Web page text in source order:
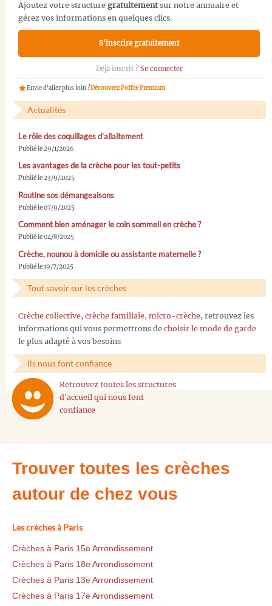
Ajoutez votre structure gratuitementsur notre annuaire et
gérez vos informations en quelques clics.
S'inscrire gratuitement
Déjà inscrit ? Se connecter
Envie d'aller plus loin ?Découvrez l'offre Premium
Actualités
Le rôle des coquillages d’allaitement
Publié le 29/1/2026
Les avantages de la crèche pour les tout-petits
Publié le 23/9/2025
Routine sos démangeaisons
Publié le 07/9/2025
Comment bien aménager le coin sommeil en crèche ?
Publié le 04/8/2025
Crèche, nounou à domicile ou assistante maternelle ?
Publié le 19/7/2025
Tout savoir sur les crèches
Crèche collective, crèche familiale, micro-crèche, retrouvez les
informations qui vous permettrons de choisir le mode de garde
le plus adapté à vos besoins
Ils nous font confiance
Retrouvez toutes les structures
d'accueil qui nous font
confiance
Trouver toutes les crèches
autour de chez vous
Les crèches à Paris
Crèches à Paris 15e Arrondissement
Crèches à Paris 18e Arrondissement
Crèches à Paris 13e Arrondissement
Crèches à Paris 17e Arrondissement